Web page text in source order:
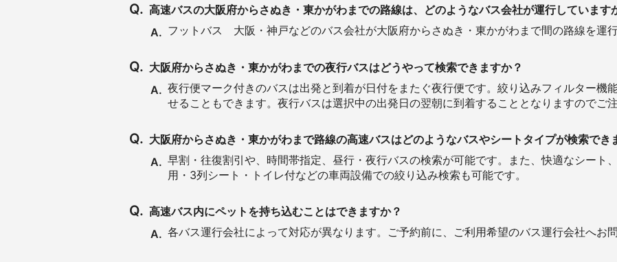
Q. 高速バスの大阪府からさぬき・東かがわまでの路線は、どのようなバス会社が運行しています
A. フットバス 大阪・神戸などのバス会社が大阪府からさぬき・東かがわまで間の路線を運行
Q. 大阪府からさぬき・東かがわまでの夜行バスはどうやって検索できますか？
A. 夜行便マーク付きのバスは出発と到着が日付をまたぐ夜行便です。絞り込みフィルター機
せることもできます。夜行バスは選択中の出発日の翌朝に到着することとなりますのでご注
Q. 大阪府からさぬき・東かがわまで路線の高速バスはどのようなバスやシートタイプが検索でき
A. 早割・往復割引や、時間帯指定、昼行・夜行バスの検索が可能です。また、快適なシート
用・3列シート・トイレ付などの車両設備での絞り込み検索も可能です。
Q. 高速バス内にペットを持ち込むことはできますか？
A. 各バス運行会社によって対応が異なります。ご予約前に、ご利用希望のバス運行会社へお